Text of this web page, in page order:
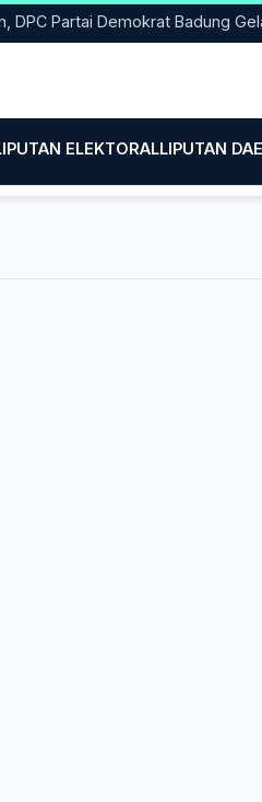
Partai Demokrat Badung Gelar
ELEKTORALLIPUTAN